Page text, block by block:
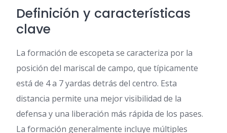
Definición y características
clave
La formación de escopeta se caracteriza por la
posición del mariscal de campo, que típicamente
está de 4 a 7 yardas detrás del centro. Esta
distancia permite una mejor visibilidad de la
defensa y una liberación más rápida de los pases.
La formación generalmente incluye múltiples